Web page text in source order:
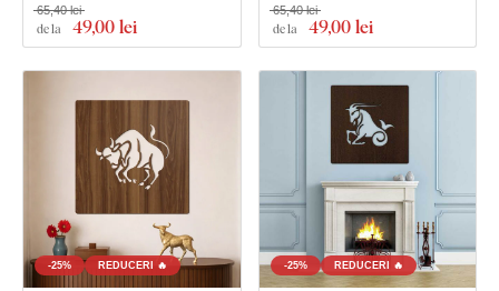
de la 49,00 lei
65,40 lei
de la 49,00 lei
65,40 lei
-25% REDUCERI 🔥 -25% REDUCERI 🔥